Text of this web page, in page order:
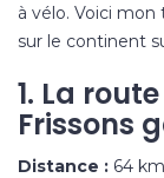
à vélo. Voici
sur le continent
1. La
Frissons
Distance : 64 km